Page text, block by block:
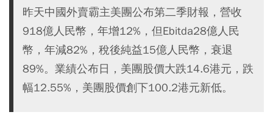
昨天中國外賣霸主美團公布第二季財報，營收
918億人民幣，年增12%，但Ebitda28億人民
幣，年減82%，稅後純益15億人民幣，衰退
89%。業績公布日，美團股價大跌14.6港元，跌
幅12.55%，美團股價創下100.2港元新低。